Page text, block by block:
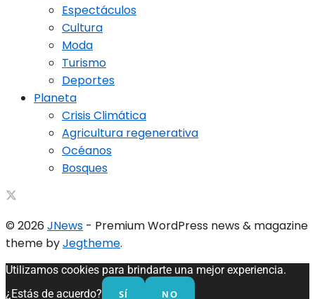
Espectáculos
Cultura
Moda
Turismo
Deportes
Planeta
Crisis Climática
Agricultura regenerativa
Océanos
Bosques
© 2026 JNews - Premium WordPress news & magazine
theme byJegtheme.
Utilizamos cookies para brindarte una mejor experiencia.
¿Estás de acuerdo?
SÍ NO